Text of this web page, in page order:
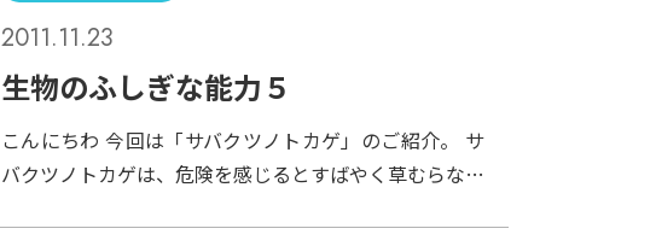
2011.11.23
生物のふしぎな能力５
こんにちわ 今回は「サバクツノトカゲ」のご紹介。 サ
バクツノトカゲは、危険を感じるとすばやく草むらなど